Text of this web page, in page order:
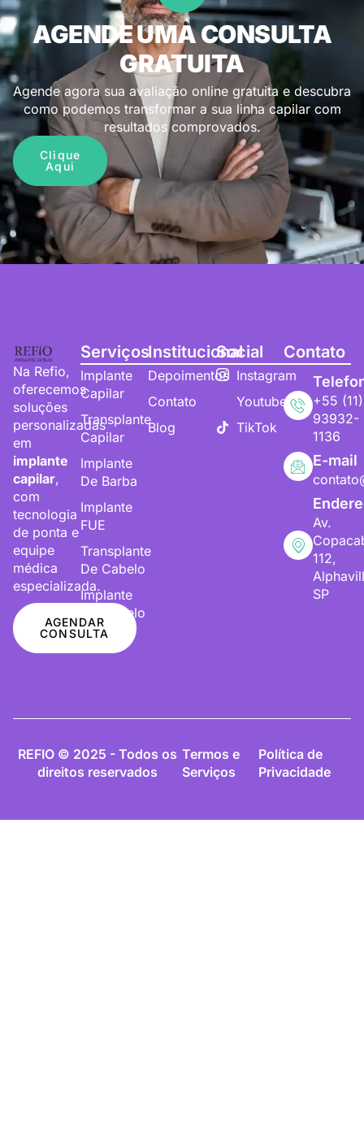
AGENDE UMA CONSULTA
GRATUITA
Agende agora sua avaliação online gratuita e descubra
como podemos transformar a sua linha capilar com
resultados comprovados.
Clique
Aqui
Na Refio,
oferecemos
soluções
personalizadas
em
implante
capilar,
com
tecnologia
de ponta e
equipe
médica
especializada.
AGENDAR
CONSULTA
Serviços
Implante
Capilar
Transplante
Capilar
Implante
De Barba
Implante
FUE
Transplante
De Cabelo
Implante
De Cabelo
Institucional
Depoimentos
Contato
Blog
Social
Instagram
Youtube
TikTok
Contato
+55 (11)
93932-
1136
E-mail
Av.
112,
SP
REFIO © 2025 - Todos os
direitos reservados
Termos e
Serviços
Política de
Privacidade